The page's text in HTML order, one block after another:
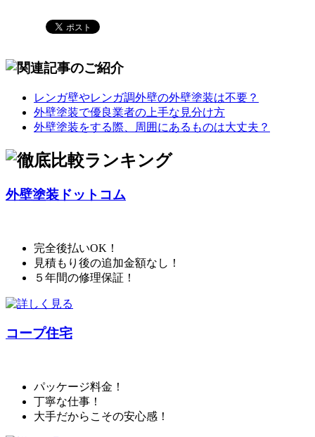
レンガ壁やレンガ調外壁の外壁塗装は不要？
外壁塗装で優良業者の上手な見分け方
外壁塗装をする際、周囲にあるものは大丈夫？
外壁塗装ドットコム
完全後払いOK！
見積もり後の追加金額なし！
５年間の修理保証！
コープ住宅
パッケージ料金！
丁寧な仕事！
大手だからこその安心感！